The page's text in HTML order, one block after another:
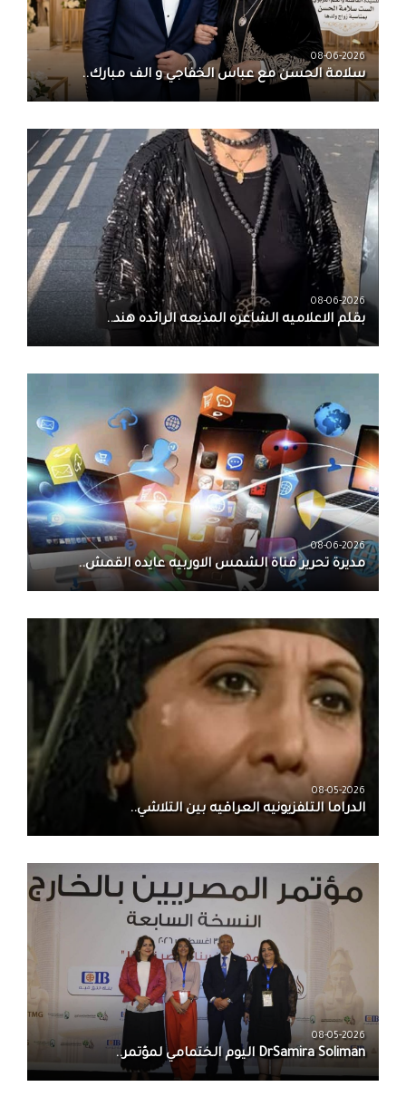
08-06-2026
سلامة الحسن‏ مع ‏عباس الخفاجي‏ و‏ الف مبارك..
08-06-2026
بقلم الاعلاميه الشاعره المذيعه الرائده هند..
08-06-2026
مديرة تحرير قناة الشمس الاوربيه عايده القمش..
08-05-2026
الدراما التلفزيونيه العراقيه بين التلاشي..
08-05-2026
DrSamira Soliman اليوم الختمامي لمؤتمر..